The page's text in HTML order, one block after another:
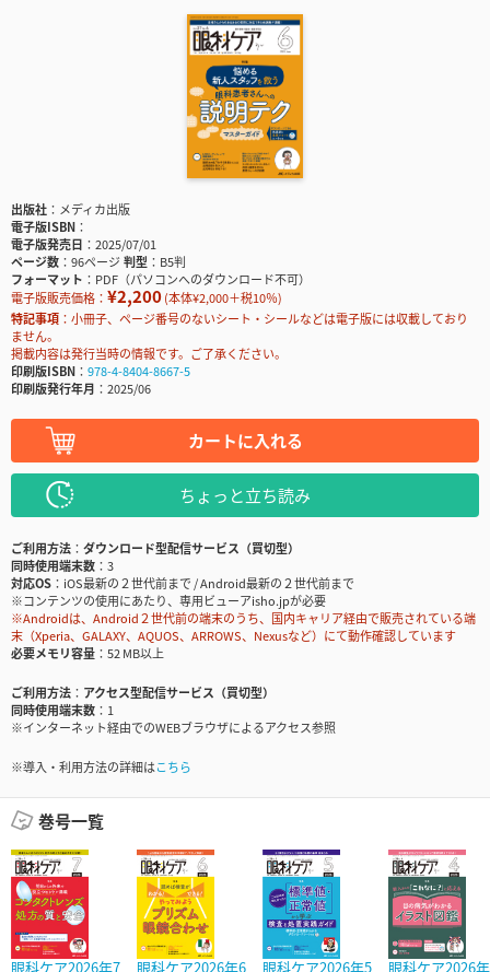
出版社
メディカ出版
電子版ISBN
電子版発売日
2025/07/01
ページ数
96ページ判型
B5判
フォーマット
PDF（パソコンへのダウンロード不可）
電子版販売価格： ¥2,200(本体¥2,000＋税10％)
特記事項
小冊子、ページ番号のないシート・シールなどは電子版には収載しており
ません。
掲載内容は発行当時の情報です。ご了承ください。
印刷版ISBN
978-4-8404-8667-5
印刷版発行年月
2025/06
カートに入れる
ちょっと立ち読み
ご利用方法
ダウンロード型配信サービス（買切型）
同時使用端末数
3
対応OS
iOS最新の２世代前まで / Android最新の２世代前まで
※コンテンツの使用にあたり、専用ビューアisho.jpが必要
※Androidは、Android２世代前の端末のうち、国内キャリア経由で販売されている端
末（Xperia、GALAXY、AQUOS、ARROWS、Nexusなど）にて動作確認しています
必要メモリ容量
52 MB以上
ご利用方法
アクセス型配信サービス（買切型）
同時使用端末数
1
※インターネット経由でのWEBブラウザによるアクセス参照
※導入・利用方法の詳細はこちら
巻号一覧
眼科ケア2026年7
眼科ケア2026年6
眼科ケア2026年5
眼科ケア2026